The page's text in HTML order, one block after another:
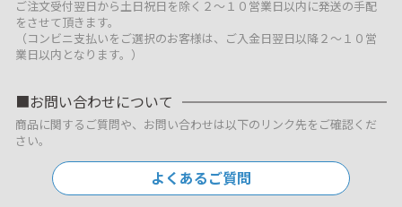
ご注文受付翌日から土日祝日を除く２～１０営業日以内に発送の手配
をさせて頂きます。
（コンビニ支払いをご選択のお客様は、ご入金日翌日以降２～１０営
業日以内となります。）
お問い合わせについて
商品に関するご質問や、お問い合わせは以下のリンク先をご確認くだ
さい。
よくあるご質問